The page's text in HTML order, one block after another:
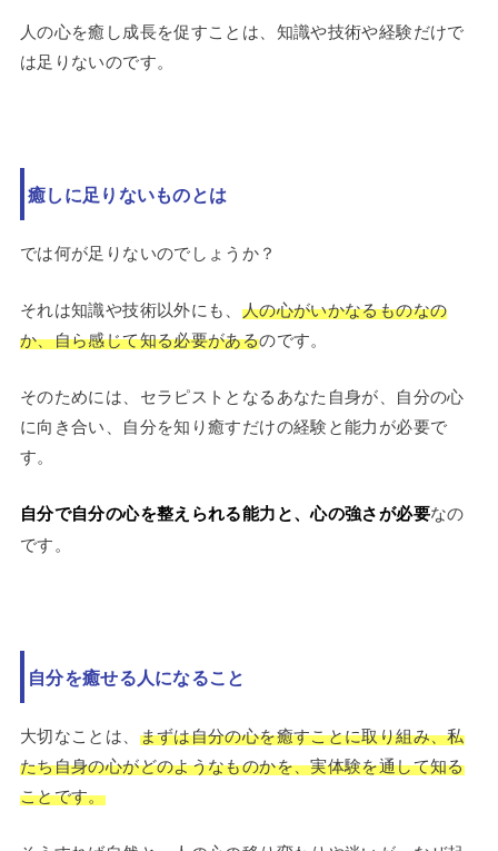
人の心を癒し成長を促すことは、知識や技術や経験だけで
は足りないのです。
癒しに足りないものとは
では何が足りないのでしょうか？
それは知識や技術以外にも、 人の心がいかなるものなの
か、自ら感じて知る必要があるのです。
そのためには、セラピストとなるあなた自身が、自分の心
に向き合い、自分を知り癒すだけの経験と能力が必要で
す。
自分で自分の心を整えられる能力と、心の強さが必要なの
です。
自分を癒せる人になること
大切なことは、 まずは自分の心を癒すことに取り組み、私
たち自身の心がどのようなものかを、実体験を通して知る
ことです。